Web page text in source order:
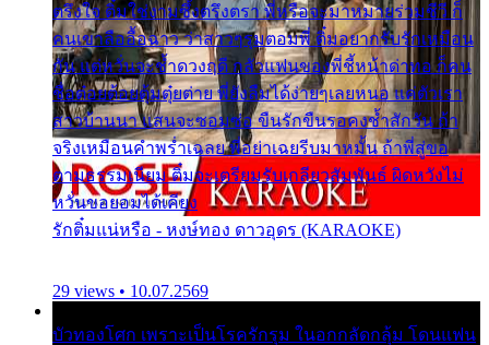
ตรึงใจ ติ๋มใช่งามซึ้งตรึงตรา พี่หรือจะมาหมายร่วมชีวี ก็
คนเขาลืออื้อฉาว ว่าสาวๆรุมตอมพี่ ติ๋มอยากรับรักเหมือน
กัน แต่หวั่นจะช้ำดวงฤดี กลัวแฟนของพี่ชี้หน้าด่าทอ ก็คน
ชื่อต๋อยต้อยตุ้มตุ๋ยต่าย พี่ยังลืมได้ง่ายๆเลยหนอ แค่ตัวเรา
สาวบ้านนา แสนจะซอมซ่อ ขืนรักขืนรอคงช้ำสักวัน ถ้า
จริงเหมือนคำพร่ำเฉลย พี่อย่าเฉยรีบมาหมั้น ถ้าพี่สู่ขอ
ตามธรรมเนียม ติ๋มจะเตรียมรับเกลียวสัมพันธ์ ผิดหวังไม่
หวั่นขอยอมได้เคียง
รักติ๋มแน่หรือ - หงษ์ทอง ดาวอุดร (KARAOKE)
29 views • 10.07.2569
บัวทองโศก เพราะเป็นโรครักรุม ในอกกลัดกลุ้ม โดนแฟน